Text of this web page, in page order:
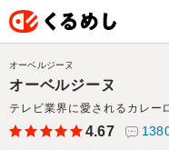
オーベルジーヌ
テレビ業界に愛されるカレー
オーベルジーヌ
4.67